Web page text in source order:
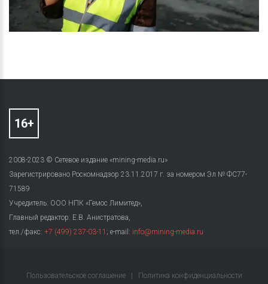
2008-2023 © Сетевое издание «mining-media.ru»
Зарегистрировано Роскомнадзор 23.11.2017 г. за номером Эл № ФС77-
71589
Учредитель: ООО НПК «Гемос Лимитед»,
Главный редактор: Е.В. Анистратова,
тел./факс: +7 (499) 237-03-11 ; e-mail: info@mining-media.ru
Пользовательское соглашение Политика конфиденциальности